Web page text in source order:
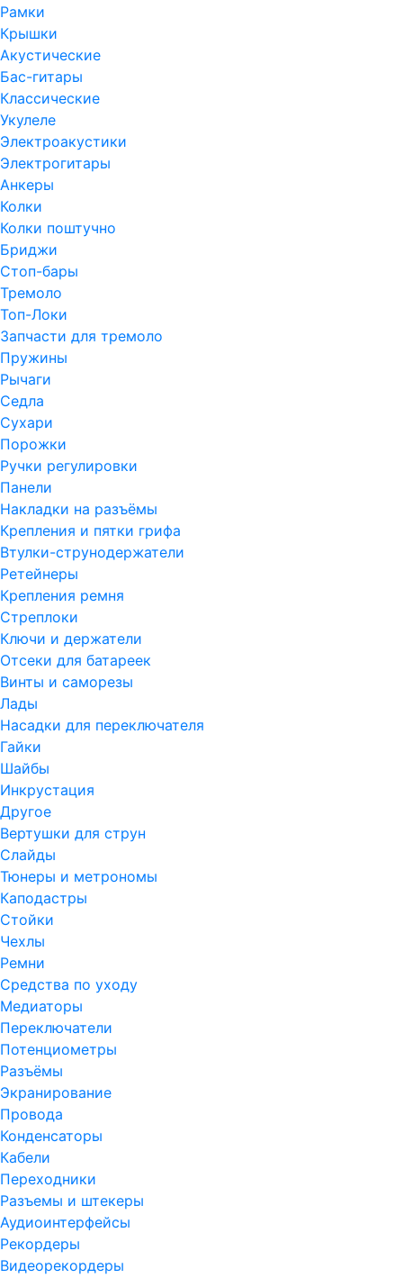
Рамки
Крышки
Акустические
Бас-гитары
Классические
Укулеле
Электроакустики
Электрогитары
Анкеры
Колки
Колки поштучно
Бриджи
Стоп-бары
Тремоло
Топ-Локи
Запчасти для тремоло
Пружины
Рычаги
Седла
Сухари
Порожки
Ручки регулировки
Панели
Накладки на разъёмы
Крепления и пятки грифа
Втулки-струнодержатели
Ретейнеры
Крепления ремня
Стреплоки
Ключи и держатели
Отсеки для батареек
Винты и саморезы
Лады
Насадки для переключателя
Гайки
Шайбы
Инкрустация
Другое
Вертушки для струн
Слайды
Тюнеры и метрономы
Каподастры
Стойки
Чехлы
Ремни
Средства по уходу
Медиаторы
Переключатели
Потенциометры
Разъёмы
Экранирование
Провода
Конденсаторы
Кабели
Переходники
Разъемы и штекеры
Аудиоинтерфейсы
Рекордеры
Видеорекордеры